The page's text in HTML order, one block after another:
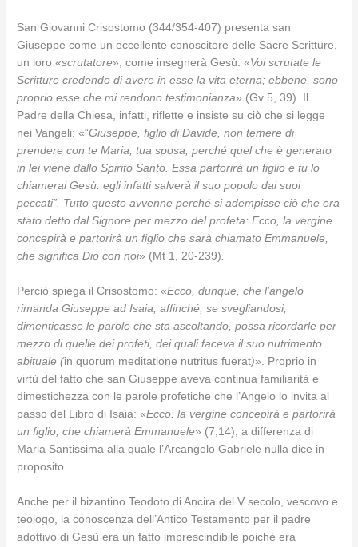
San Giovanni Crisostomo (344/354-407) presenta san
Giuseppe come un eccellente conoscitore delle Sacre Scritture,
un loro «scrutatore», come insegnerà Gesù: «Voi scrutate le
Scritture credendo di avere in esse la vita eterna; ebbene, sono
proprio esse che mi rendono testimonianza» (Gv 5, 39). Il
Padre della Chiesa, infatti, riflette e insiste su ciò che si legge
nei Vangeli: «“Giuseppe, figlio di Davide, non temere di
prendere con te Maria, tua sposa, perché quel che è generato
in lei viene dallo Spirito Santo. Essa partorirà un figlio e tu lo
chiamerai Gesù: egli infatti salverà il suo popolo dai suoi
peccati”. Tutto questo avvenne perché si adempisse ciò che era
stato detto dal Signore per mezzo del profeta: Ecco, la vergine
concepirà e partorirà un figlio che sarà chiamato Emmanuele,
che significa Dio con noi» (Mt 1, 20-239)
Perciò spiega il Crisostomo: «Ecco, dunque, che l’angelo
rimanda Giuseppe ad Isaia, affinché, se svegliandosi,
dimenticasse le parole che sta ascoltando, possa ricordarle per
mezzo di quelle dei profeti, dei quali faceva il suo nutrimento
abituale (in quorum meditatione nutritus fuerat)». Proprio in
virtù del fatto che san Giuseppe aveva continua familiarità e
dimestichezza con le parole profetiche che l’Angelo lo invita al
passo del Libro di Isaia: «Ecco: la vergine concepirà e partorirà
un figlio, che chiamerà Emmanuele» (7,14), a differenza di
Maria Santissima alla quale l’Arcangelo Gabriele nulla dice in
proposito.
Anche per il bizantino Teodoto di Ancira del V secolo, vescovo e
teologo, la conoscenza dell’Antico Testamento per il padre
adottivo di Gesù era un fatto imprescindibile poiché era